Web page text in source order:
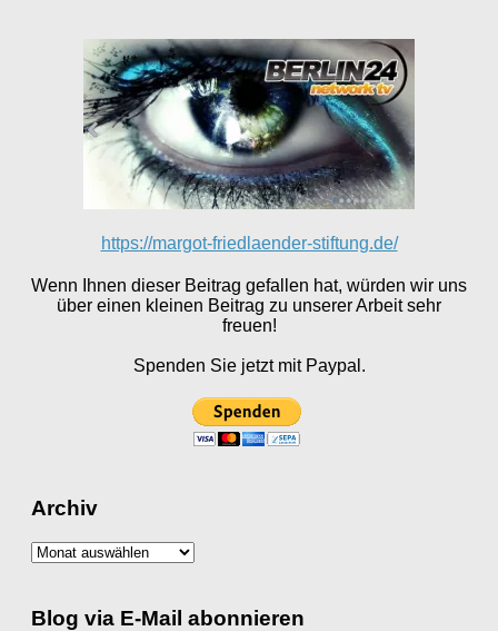
https://margot-friedlaender-stiftung.de/
Wenn Ihnen dieser Beitrag gefallen hat, würden wir uns
über einen kleinen Beitrag zu unserer Arbeit sehr
freuen!
Spenden Sie jetzt mit Paypal.
Archiv
Archiv
Blog via E-Mail abonnieren